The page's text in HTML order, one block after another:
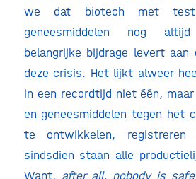
we dat biotech met
geneesmiddelen nog
belangrijke bijdrage levert aan
deze crisis. Het lijkt alweer
in een recordtijd niet één,
en geneesmiddelen tegen het
te ontwikkelen,
sindsdien staan alle
Want, after all, nobody is